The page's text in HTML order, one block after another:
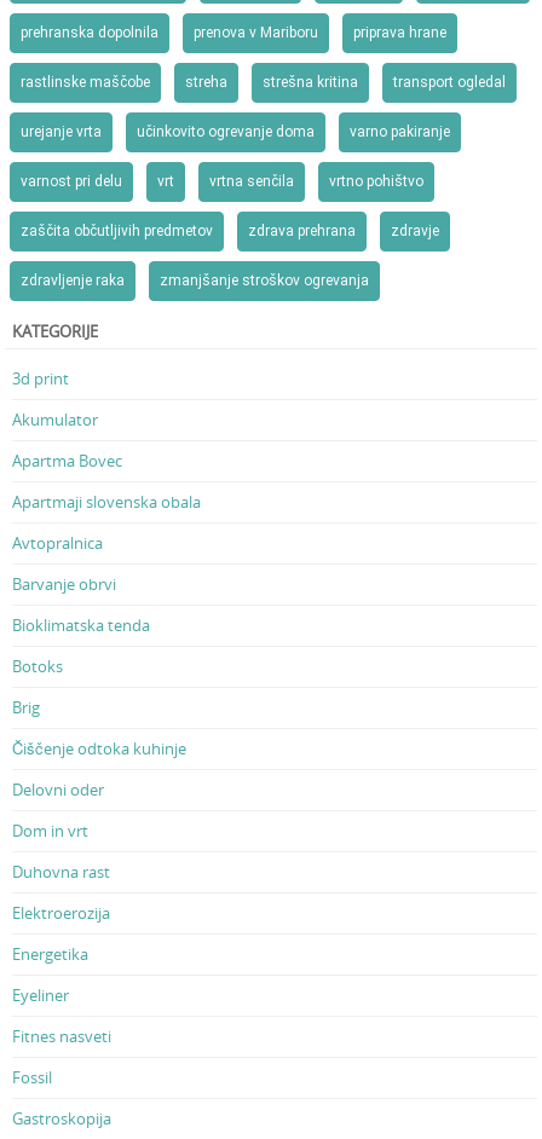
prehranska dopolnila prenova v Mariboru priprava hrane
rastlinske maščobe streha strešna kritina transport ogledal
urejanje vrta učinkovito ogrevanje doma varno pakiranje
varnost pri delu vrt vrtna senčila vrtno pohištvo
zaščita občutljivih predmetov zdrava prehrana zdravje
zdravljenje raka zmanjšanje stroškov ogrevanja
KATEGORIJE
3d print
Akumulator
Apartma Bovec
Apartmaji slovenska obala
Avtopralnica
Barvanje obrvi
Bioklimatska tenda
Botoks
Brig
Čiščenje odtoka kuhinje
Delovni oder
Dom in vrt
Duhovna rast
Elektroerozija
Energetika
Eyeliner
Fitnes nasveti
Fossil
Gastroskopija